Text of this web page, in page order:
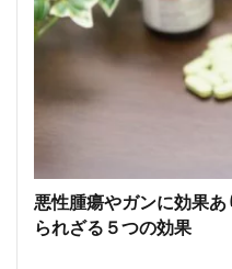
悪性腫瘍やガンに効果
られざる５つの効果